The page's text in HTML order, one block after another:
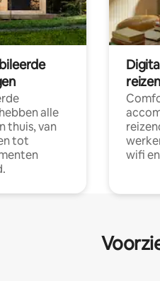
alle
thuis, van
tot
wifi